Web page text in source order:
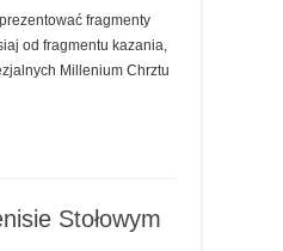
fragmenty
od fragmentu kazania,
Millenium Chrztu
Stołowym